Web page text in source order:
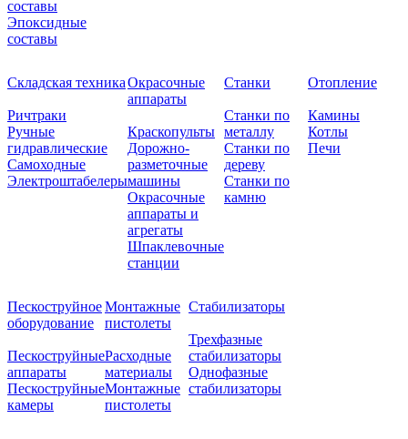
составы
Эпоксидные
составы
Складская техника
Ричтраки
Ручные
гидравлические
Самоходные
Электроштабелеры
Окрасочные
аппараты
Краскопульты
Дорожно-
разметочные
машины
Окрасочные
аппараты и
агрегаты
Шпаклевочные
станции
Станки
Станки по
металлу
Станки по
дереву
Станки по
камню
Отопление
Камины
Котлы
Печи
Пескоструйное
оборудование
Пескоструйные
аппараты
Пескоструйные
камеры
Монтажные
пистолеты
Расходные
материалы
Монтажные
пистолеты
Стабилизаторы
Трехфазные
стабилизаторы
Однофазные
стабилизаторы